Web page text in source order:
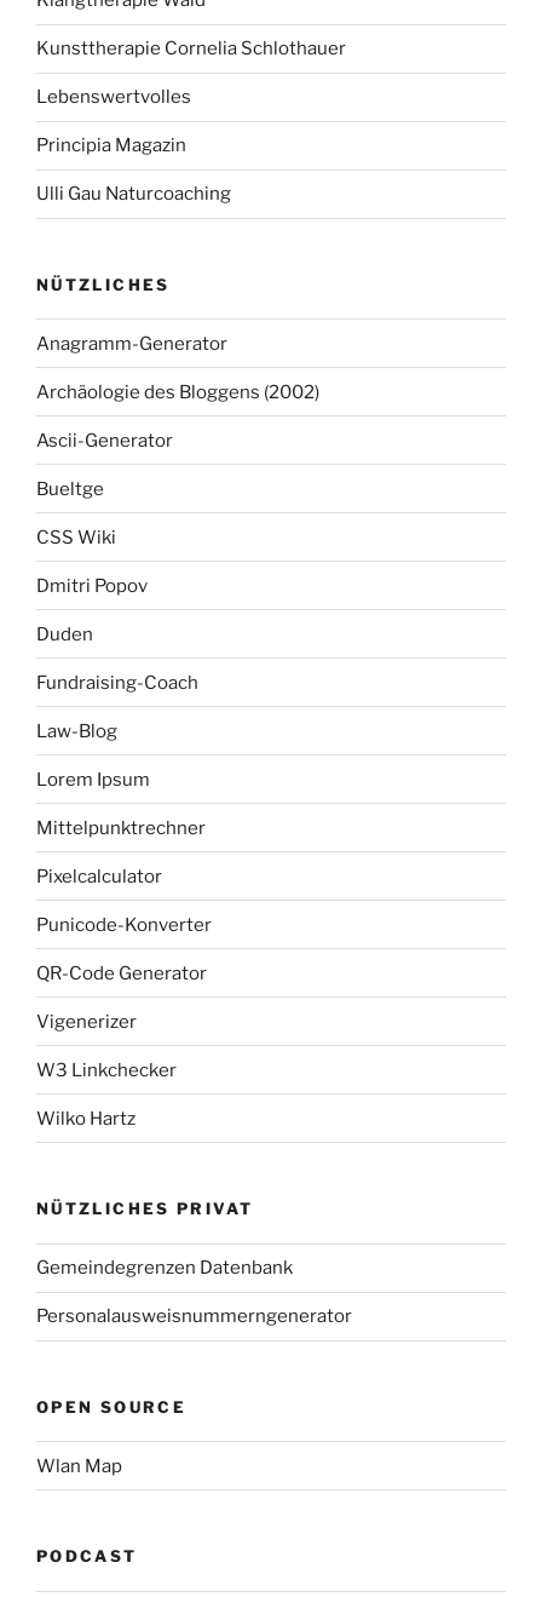
Kunsttherapie Cornelia Schlothauer
Lebenswertvolles
Principia Magazin
Ulli Gau Naturcoaching
NÜTZLICHES
Anagramm-Generator
Archäologie des Bloggens (2002)
Ascii-Generator
Bueltge
CSS Wiki
Dmitri Popov
Duden
Fundraising-Coach
Law-Blog
Lorem Ipsum
Mittelpunktrechner
Pixelcalculator
Punicode-Konverter
QR-Code Generator
Vigenerizer
W3 Linkchecker
Wilko Hartz
NÜTZLICHES PRIVAT
Gemeindegrenzen Datenbank
Personalausweisnummerngenerator
OPEN SOURCE
Wlan Map
PODCAST